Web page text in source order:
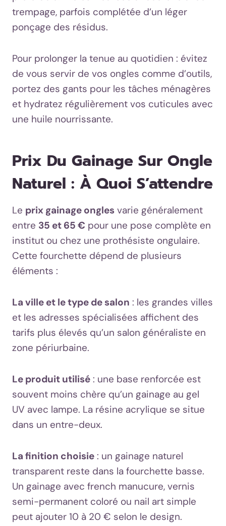
trempage, parfois complétée d’un léger
ponçage des résidus.
Pour prolonger la tenue au quotidien : évitez
de vous servir de vos ongles comme d’outils,
portez des gants pour les tâches ménagères
et hydratez régulièrement vos cuticules avec
une huile nourrissante.
Prix Du Gainage Sur Ongle
Naturel : À Quoi S’attendre
Le prix gainage ongles varie généralement
entre 35 et 65 € pour une pose complète en
institut ou chez une prothésiste ongulaire.
Cette fourchette dépend de plusieurs
éléments :
La ville et le type de salon : les grandes villes
et les adresses spécialisées affichent des
tarifs plus élevés qu’un salon généraliste en
zone périurbaine.
Le produit utilisé : une base renforcée est
souvent moins chère qu’un gainage au gel
UV avec lampe. La résine acrylique se situe
dans un entre-deux.
La finition choisie : un gainage naturel
transparent reste dans la fourchette basse.
Un gainage avec french manucure, vernis
semi-permanent coloré ou nail art simple
peut ajouter 10 à 20 € selon le design.